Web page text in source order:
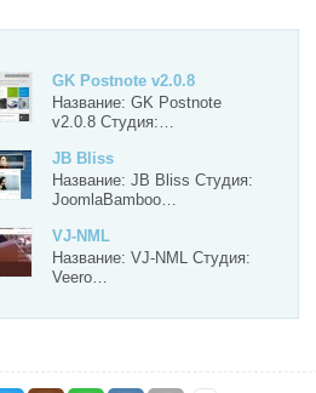
GK Postnote v2.0.8
Название: GK Postnote
v2.0.8 Студия:…
JB Bliss
Название: JB Bliss Студия:
JoomlaBamboo…
VJ-NML
Название: VJ-NML Студия:
Veero…